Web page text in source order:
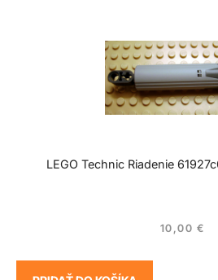
LEGO Technic Riadenie
10,00 €